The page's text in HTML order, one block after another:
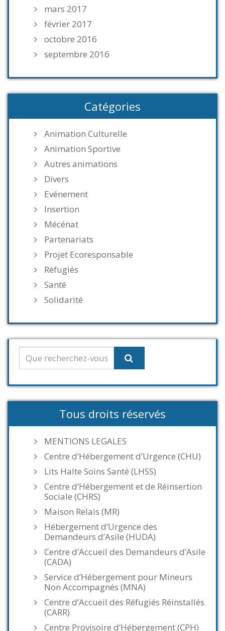
mars 2017
février 2017
octobre 2016
septembre 2016
Catégories
Animation Culturelle
Animation Sportive
Autres animations
Divers
Evénement
Insertion
Mécénat
Partenariats
Projet Ecoresponsable
Réfugiés
Santé
Solidarité
Tous droits réservés
MENTIONS LEGALES
Centre d’Hébergement d’Urgence (CHU)
Lits Halte Soins Santé (LHSS)
Centre d’Hébergement et de Réinsertion
Sociale (CHRS)
Maison Relais (MR)
Hébergement d’Urgence des
Demandeurs d’Asile (HUDA)
Centre d’Accueil des Demandeurs d’Asile
(CADA)
Service d’Hébergement pour Mineurs
Non Accompagnés (MNA)
Centre d’Accueil des Réfugiés Réinstallés
(CARR)
Centre Provisoire d’Hébergement (CPH)